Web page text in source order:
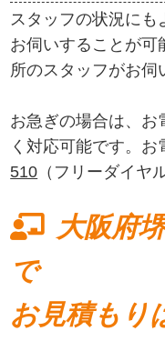
スタッフの状況にも
お伺いすることが可
所のスタッフがお伺
お急ぎの場合は、お
く対応可能です。
510 （フリーダイヤ
大阪府
で
お見積もり